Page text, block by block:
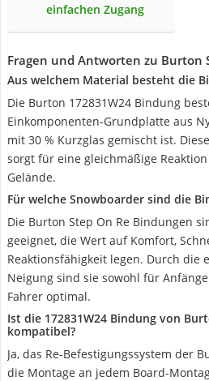
einfachen Zugang
Fragen und Antworten zu Burton
Aus welchem Material besteht die
Die Burton 172831W24 Bindung
Einkomponenten-Grundplatte aus
mit 30 % Kurzglas gemischt ist.
sorgt für eine gleichmäßige
Gelände.
Für welche Snowboarder sind die
Die Burton Step On Re Bindungen
geeignet, die Wert auf Komfort,
Reaktionsfähigkeit legen. Durch die
Neigung sind sie sowohl für
Fahrer optimal.
Ist die 172831W24 Bindung von
kompatibel?
Ja, das Re-Befestigungssystem der
die Montage an jedem Board-